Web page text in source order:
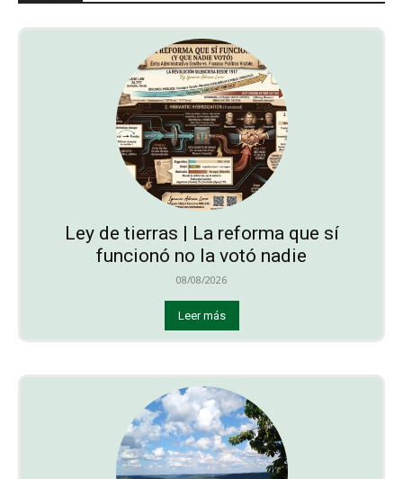
Ley de tierras | La reforma que sí
funcionó no la votó nadie
08/08/2026
Leer más